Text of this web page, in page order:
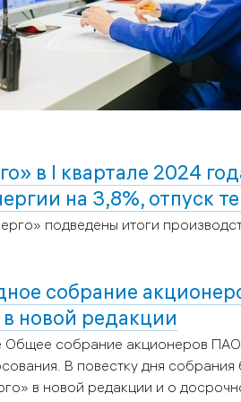
в I квартале 2024
на 3,8%, отпуск
подведены итоги
собрание
новой редакции
Общее собрание акционеров
В повестку дня
в новой редакции и о